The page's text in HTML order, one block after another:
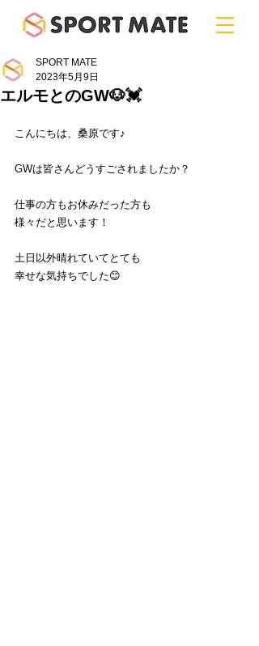
エルモとのGW🐶💓
SPORT MATE
2023年5月9日
こんにちは、桑原です♪
GWは皆さんどうすごされましたか？
仕事の方もお休みだった方も
様々だと思います！
土日以外晴れていてとても
幸せな気持ちでした😊